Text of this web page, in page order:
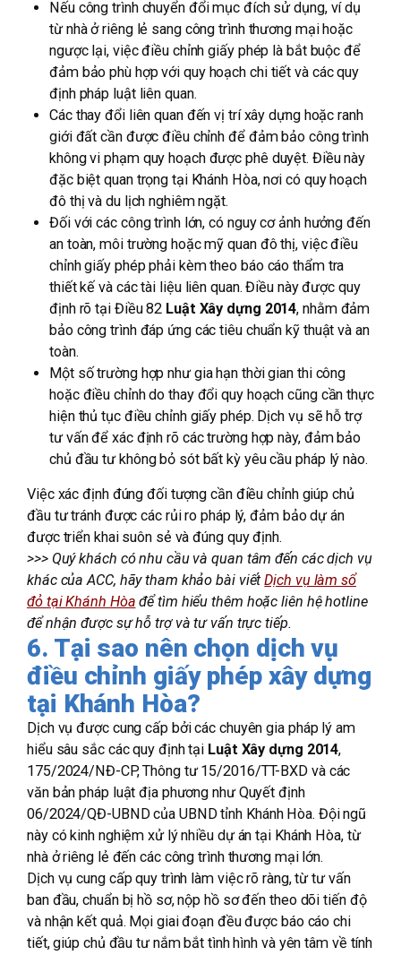
Nếu công trình chuyển đổi mục đích sử dụng, ví dụ
từ nhà ở riêng lẻ sang công trình thương mại hoặc
ngược lại, việc điều chỉnh giấy phép là bắt buộc để
đảm bảo phù hợp với quy hoạch chi tiết và các quy
định pháp luật liên quan.
Các thay đổi liên quan đến vị trí xây dựng hoặc ranh
giới đất cần được điều chỉnh để đảm bảo công trình
không vi phạm quy hoạch được phê duyệt. Điều này
đặc biệt quan trọng tại Khánh Hòa, nơi có quy hoạch
đô thị và du lịch nghiêm ngặt.
Đối với các công trình lớn, có nguy cơ ảnh hưởng đến
an toàn, môi trường hoặc mỹ quan đô thị, việc điều
chỉnh giấy phép phải kèm theo báo cáo thẩm tra
thiết kế và các tài liệu liên quan. Điều này được quy
định rõ tại Điều 82 Luật Xây dựng 2014, nhằm đảm
bảo công trình đáp ứng các tiêu chuẩn kỹ thuật và an
toàn.
Một số trường hợp như gia hạn thời gian thi công
hoặc điều chỉnh do thay đổi quy hoạch cũng cần thực
hiện thủ tục điều chỉnh giấy phép. Dịch vụ sẽ hỗ trợ
tư vấn để xác định rõ các trường hợp này, đảm bảo
chủ đầu tư không bỏ sót bất kỳ yêu cầu pháp lý nào.
Việc xác định đúng đối tượng cần điều chỉnh giúp chủ
đầu tư tránh được các rủi ro pháp lý, đảm bảo dự án
được triển khai suôn sẻ và đúng quy định.
>>> Quý khách có nhu cầu và quan tâm đến các dịch vụ
khác của ACC, hãy tham khảo bài viếtDịch vụ làm sổ
đỏ tại Khánh Hòa để tìm hiểu thêm hoặc liên hệ hotline
để nhận được sự hỗ trợ và tư vấn trực tiếp.
6. Tại sao nên chọn dịch vụ
điều chỉnh giấy phép xây dựng
tại Khánh Hòa?
Dịch vụ được cung cấp bởi các chuyên gia pháp lý am
hiểu sâu sắc các quy định tại Luật Xây dựng 2014,
175/2024/NĐ-CP, Thông tư 15/2016/TT-BXD và các
văn bản pháp luật địa phương như Quyết định
06/2024/QĐ-UBND của UBND tỉnh Khánh Hòa. Đội ngũ
này có kinh nghiệm xử lý nhiều dự án tại Khánh Hòa, từ
nhà ở riêng lẻ đến các công trình thương mại lớn.
Dịch vụ cung cấp quy trình làm việc rõ ràng, từ tư vấn
ban đầu, chuẩn bị hồ sơ, nộp hồ sơ đến theo dõi tiến độ
và nhận kết quả. Mọi giai đoạn đều được báo cáo chi
tiết, giúp chủ đầu tư nắm bắt tình hình và yên tâm về tính